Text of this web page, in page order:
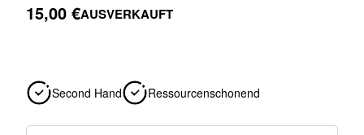
15,00 €AUSVERKAUFT
Second Hand Ressourcenschonend